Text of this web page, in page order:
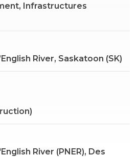
Infrastructures
River, Saskatoon (SK)
River (PNER), Des